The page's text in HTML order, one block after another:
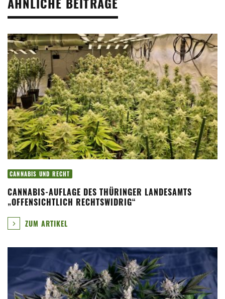
CANNABIS UND RECHT
CANNABIS-AUFLAGE DES THÜRINGER LANDESAMTS
„OFFENSICHTLICH RECHTSWIDRIG“
ZUM ARTIKEL